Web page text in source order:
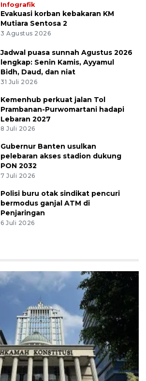
Infografik
Evakuasi korban kebakaran KM
Mutiara Sentosa 2
3 Agustus 2026
Jadwal puasa sunnah Agustus 2026
lengkap: Senin Kamis, Ayyamul
Bidh, Daud, dan niat
31 Juli 2026
Kemenhub perkuat jalan Tol
Prambanan-Purwomartani hadapi
Lebaran 2027
8 Juli 2026
Gubernur Banten usulkan
pelebaran akses stadion dukung
PON 2032
7 Juli 2026
Polisi buru otak sindikat pencuri
bermodus ganjal ATM di
Penjaringan
6 Juli 2026